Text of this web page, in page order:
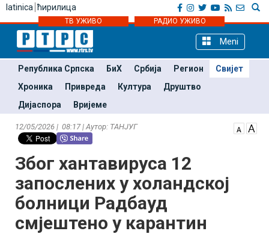
latinica ћирилица
ТВ УЖИВО РАДИО УЖИВО
Meni
Република Српска БиХ Србија Регион
Свијет
Хроника
Привреда Култура
Друштво
Дијаспора
Вријеме
12/05/2026 | 08:17 | Аутор: ТАНЈУГ
Због хантавируса 12
запослених у холандској
болници Радбауд
смјештено у карантин